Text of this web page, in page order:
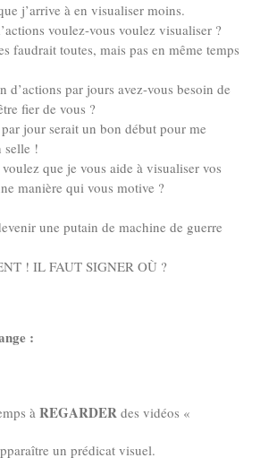
j’arrive à en visualiser moins.
voulez-vous voulez visualiser ?
faudrait toutes, mais pas en même temps
d’actions par jours avez-vous besoin de
fier de vous ?
jour serait un bon début pour me
selle !
que je vous aide à visualiser vos
manière qui vous motive ?
une putain de machine de guerre
! IL FAUT SIGNER OÙ ?
:
à REGARDER des vidéos «
un prédicat visuel.